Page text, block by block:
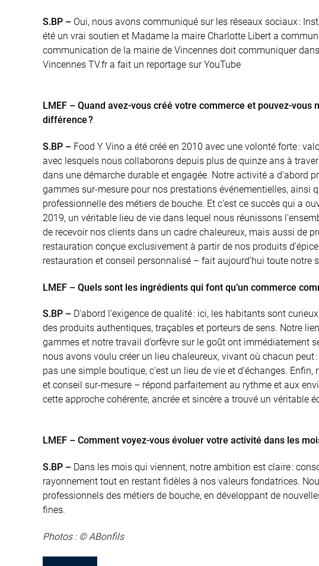
S.BP – Oui, nous avons communiqué sur les réseaux sociaux :
été un vrai soutien et Madame la maire Charlotte Libert a
communication de la mairie de Vincennes doit communiquer
Vincennes TV.fr a fait un reportage sur YouTube
LMEF – Quand avez-vous créé votre commerce et pouvez-
différence ?
S.BP – Food Y Vino a été créé en 2010 avec une volonté forte :
avec lesquels nous collaborons depuis plus de quinze ans à
dans une démarche durable et engagée. Notre activité a d’abord
gammes sur-mesure pour nos prestations événementielles, ainsi
professionnelle des métiers de bouche. Et c’est ce succès qui a
2019, un véritable lieu de vie dans lequel nous réunissons
de recevoir nos clients dans un cadre chaleureux, mais aussi de
restauration conçue exclusivement à partir de nos produits
restauration et conseil personnalisé – fait aujourd’hui toute notre
LMEF – Quels sont les ingrédients qui font qu’un commerce
S.BP – D’abord l’exigence de qualité : ici, les habitants sont
des produits authentiques, traçables et porteurs de sens. Notre
gammes et notre travail d’orfèvre sur le goût ont immédiatement
nous avons voulu créer un lieu chaleureux, vivant où chacun peut
pas une simple boutique, c’est un lieu de vie et d’échanges.
et conseil sur-mesure – répond parfaitement au rythme et aux
cette approche cohérente, ancrée et sincère a trouvé un véritable
LMEF – Comment voyez-vous évoluer votre activité dans les
S.BP – Dans les mois qui viennent, notre ambition est claire :
rayonnement tout en restant fidèles à nos valeurs fondatrices.
professionnels des métiers de bouche, en développant de
fines.
Photos : © ABonfils